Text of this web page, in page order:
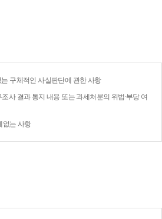
구체적인 사실판단에 관한 사항
사 결과 통지 내용 또는 과세처분의 위법·부당 여
없는 사항